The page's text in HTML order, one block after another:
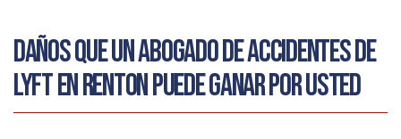
Daños que un abogado de accidentes de
Lyft en Renton puede ganar por usted